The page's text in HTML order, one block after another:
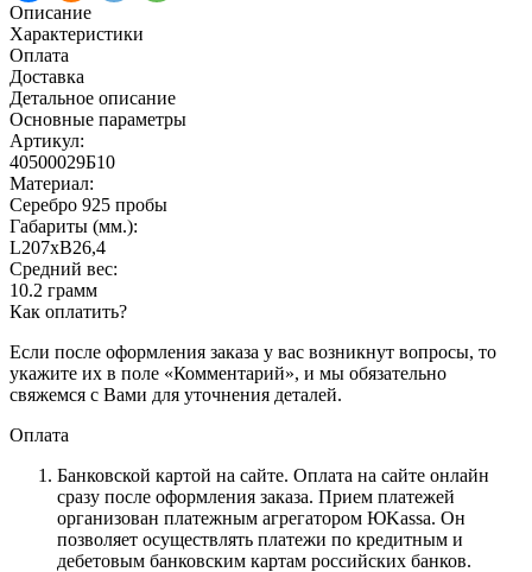
Описание
Характеристики
Оплата
Доставка
Детальное описание
Основные параметры
Артикул:
40500029Б10
Материал:
Серебро 925 пробы
Габариты (мм.):
L207хB26,4
Средний вес:
10.2 грамм
Как оплатить?
Если после оформления заказа у вас возникнут вопросы, то
укажите их в поле «Комментарий», и мы обязательно
свяжемся с Вами для уточнения деталей.
Оплата
Банковской картой на сайте. Оплата на сайте онлайн
сразу после оформления заказа. Прием платежей
организован платежным агрегатором ЮKassa. Он
позволяет осуществлять платежи по кредитным и
дебетовым банковским картам российских банков.